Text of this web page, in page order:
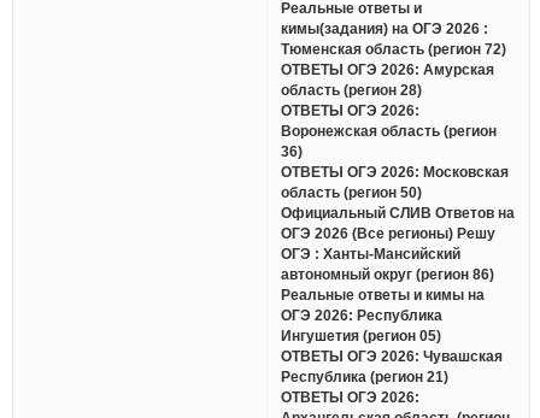
Реальные ответы и
кимы(задания) на ОГЭ 2026 :
Тюменская область (регион 72)
ОТВЕТЫ ОГЭ 2026: Амурская
область (регион 28)
ОТВЕТЫ ОГЭ 2026:
Воронежская область (регион
36)
ОТВЕТЫ ОГЭ 2026: Московская
область (регион 50)
Официальный СЛИВ Ответов на
ОГЭ 2026 (Все регионы) Решу
ОГЭ : Ханты-Мансийский
автономный округ (регион 86)
Реальные ответы и кимы на
ОГЭ 2026: Республика
Ингушетия (регион 05)
ОТВЕТЫ ОГЭ 2026: Чувашская
Республика (регион 21)
ОТВЕТЫ ОГЭ 2026: